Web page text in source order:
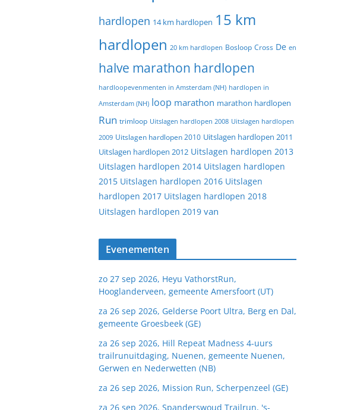
hardlopen 14 km hardlopen 15 km
hardlopen 20 km hardlopen Bosloop Cross De en
halve marathon hardlopen
hardloopevenmenten in Amsterdam (NH) hardlopen in
Amsterdam (NH) loop marathon marathon hardlopen
Run trimloop Uitslagen hardlopen 2008 Uitslagen hardlopen
2009 Uitslagen hardlopen 2010 Uitslagen hardlopen 2011
Uitslagen hardlopen 2012 Uitslagen hardlopen 2013
Uitslagen hardlopen 2014 Uitslagen hardlopen
2015 Uitslagen hardlopen 2016 Uitslagen
hardlopen 2017 Uitslagen hardlopen 2018
Uitslagen hardlopen 2019 van
Evenementen
zo 27 sep 2026, Heyu VathorstRun,
Hooglanderveen, gemeente Amersfoort (UT)
za 26 sep 2026, Gelderse Poort Ultra, Berg en Dal,
gemeente Groesbeek (GE)
za 26 sep 2026, Hill Repeat Madness 4-uurs
trailrunuitdaging, Nuenen, gemeente Nuenen,
Gerwen en Nederwetten (NB)
za 26 sep 2026, Mission Run, Scherpenzeel (GE)
za 26 sep 2026, Spanderswoud Trailrun, 's-